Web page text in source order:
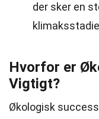
der sker en
Hvorfor er
Vigtigt?
Økologisk